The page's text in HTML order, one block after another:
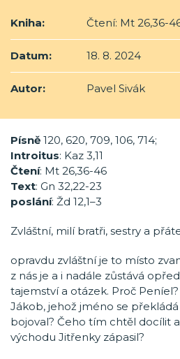
Kniha: Čtení: Mt 26,36-
Datum: 18. 8. 2024
Autor: Pavel Sivák
Písně 120, 620, 709, 106, 714;
Introitus: Kaz 3,11
Čtení: Mt 26,36-46
Text: Gn 32,22-23
poslání: Žd 12,1–3
Zvláštní, milí bratři, sestry a
opravdu zvláštní je to místo
z nás je a i nadále zůstává
tajemství a otázek. Proč
Jákob, jehož jméno se
bojoval? Čeho tím chtěl docílit
východu Jitřenky zápasil?